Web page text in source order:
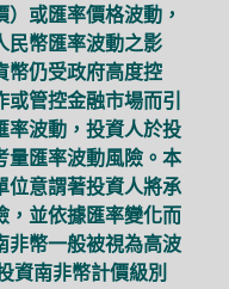
或匯率價格波動，
民幣匯率波動之影
幣仍受政府高度控
管控金融市場而引
率波動，投資人於投
量匯率波動風險。本
位意謂著投資人將承
，並依據匯率變化而
非幣一般被視為高波
資南非幣計價級別